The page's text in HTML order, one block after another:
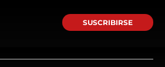
SUSCRIBIRSE